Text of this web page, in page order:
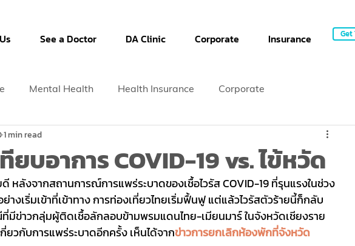
See a Doctor DA Clinic Corporate Insurance
Mental Health Health Insurance Corporate
ยบอาการ COVID-19 vs. ไข้หวัด
1 min read
หลังจากสถานการณ์การแพร่ระบาดของเชื้อไวรัส COVID-19 ที่รุนแรงในช่วง
งเริ่มเข้าที่เข้าทาง การท่องเที่ยวไทยเริ่มฟื้นฟู แต่แล้วไวรัสตัวร้ายนี้ก็กลับ
มีข่าวกลุ่มผู้ติดเชื้อลักลอบข้ามพรมแดนไทย-เมียนมาร์ ในจังหวัดเชียงราย
ยวกับการแพร่ระบาดอีกครั้ง เห็นได้จากข่าวการยกเลิกห้องพักที่จังหวัด